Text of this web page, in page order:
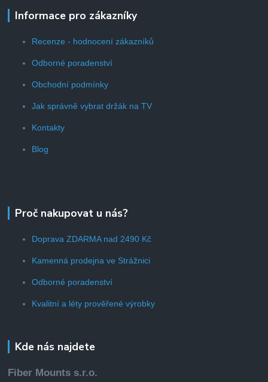
Informace pro zákazníky
Recenze - hodnocení zákazníků
Odborné poradenství
Obchodní podmínky
Jak správně vybrat držák na TV
Kontakty
Blog
Proč nakupovat u nás?
Doprava ZDARMA nad 2490 Kč
Kamenná prodejna ve Strážnici
Odborné poradenství
Kvalitní a léty prověřené výrobky
Kde nás najdete
Fiber Mounts s.r.o.